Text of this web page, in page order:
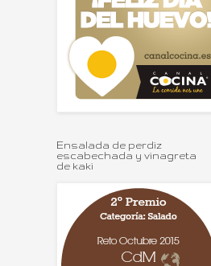
Ensalada de perdiz
escabechada y vinagreta
de kaki